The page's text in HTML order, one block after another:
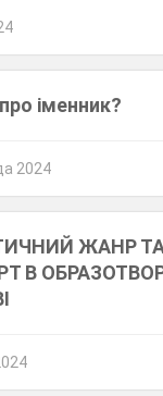
іменник?
2024
ЖАНР
В